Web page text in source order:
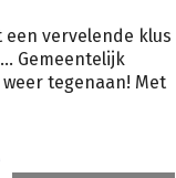
vervelende klus
Gemeentelijk
tegenaan! Met